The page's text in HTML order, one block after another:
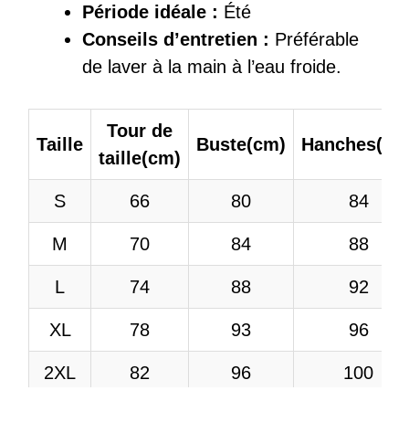
Période idéale : Été
Conseils d’entretien : Préférable
de laver à la main à l’eau froide.
Taille
Tour de
taille(cm)
Buste(cm)
S 66 80 84
M 70 84 88
L 74 88 92
XL 78 93 96
2XL 82 96 100